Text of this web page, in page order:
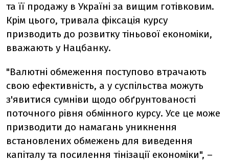
та її продажу в Україні за вищим готівковим.
Крім цього, тривала фіксація курсу
призводить до розвитку тіньової економіки,
вважають у Нацбанку.
"Валютні обмеження поступово втрачають
свою ефективність, а у суспільства можуть
з'явитися сумніви щодо обґрунтованості
поточного рівня обмінного курсу. Усе це може
призводити до намагань уникнення
встановлених обмежень для виведення
капіталу та посилення тінізації економіки", –